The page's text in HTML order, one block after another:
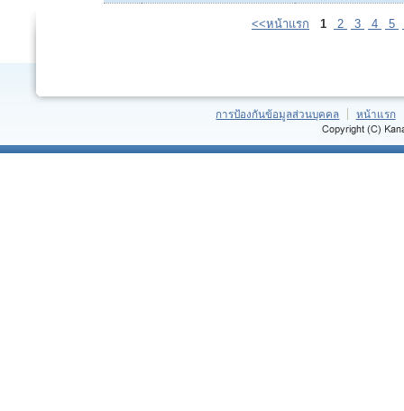
<<หน้าแรก 1 2 3 4 5
การป้องกันข้อมูลส่วนบุคคล หน้าแรก